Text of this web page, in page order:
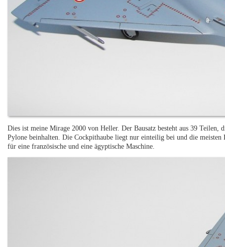
Dies ist meine Mirage 2000 von Heller. Der Bausatz besteht aus 39 Teilen,
Pylone beinhalten. Die Cockpithaube liegt nur einteilig bei und die
für eine französische und eine ägyptische Maschine.